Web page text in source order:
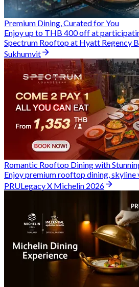
Premium Dining, Curated for You
Spectrum Rooftop at Hyatt Regency
Sukhumvit
PRULegacy X Michelin 2026